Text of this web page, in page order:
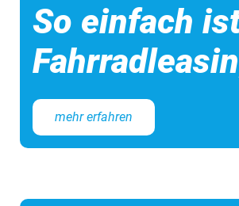
So einfach
mehr erfahren